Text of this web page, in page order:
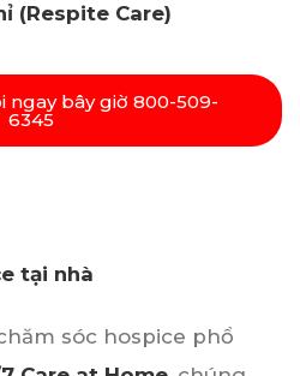
(Respite Care)
ngay bây giờ 800-509-
6345
tại nhà
sóc hospice phổ